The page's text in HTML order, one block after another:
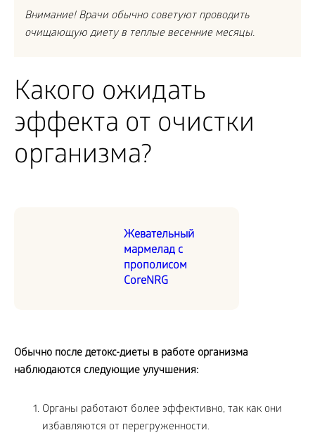
Внимание! Врачи обычно советуют проводить
очищающую диету в теплые весенние месяцы.
Какого ожидать
эффекта от очистки
организма?
Жевательный
мармелад с
прополисом
CoreNRG
Обычно после детокс-диеты в работе организма
наблюдаются следующие улучшения:
Органы работают более эффективно, так как они
избавляются от перегруженности.